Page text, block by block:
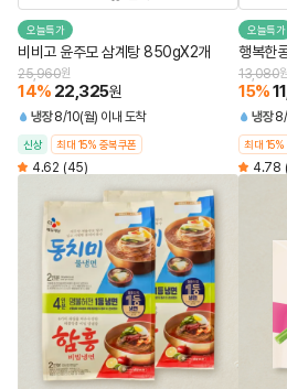
오늘특가
비비고 윤주모 삼계탕 850gX2개
25,960원
14% 22,325원
냉장 8/10(월) 이내 도착
신상 최대 15% 중복쿠폰
4.62 (45)
오늘특가
행복한
13,080원
15%
냉장
최대 15%
4.78